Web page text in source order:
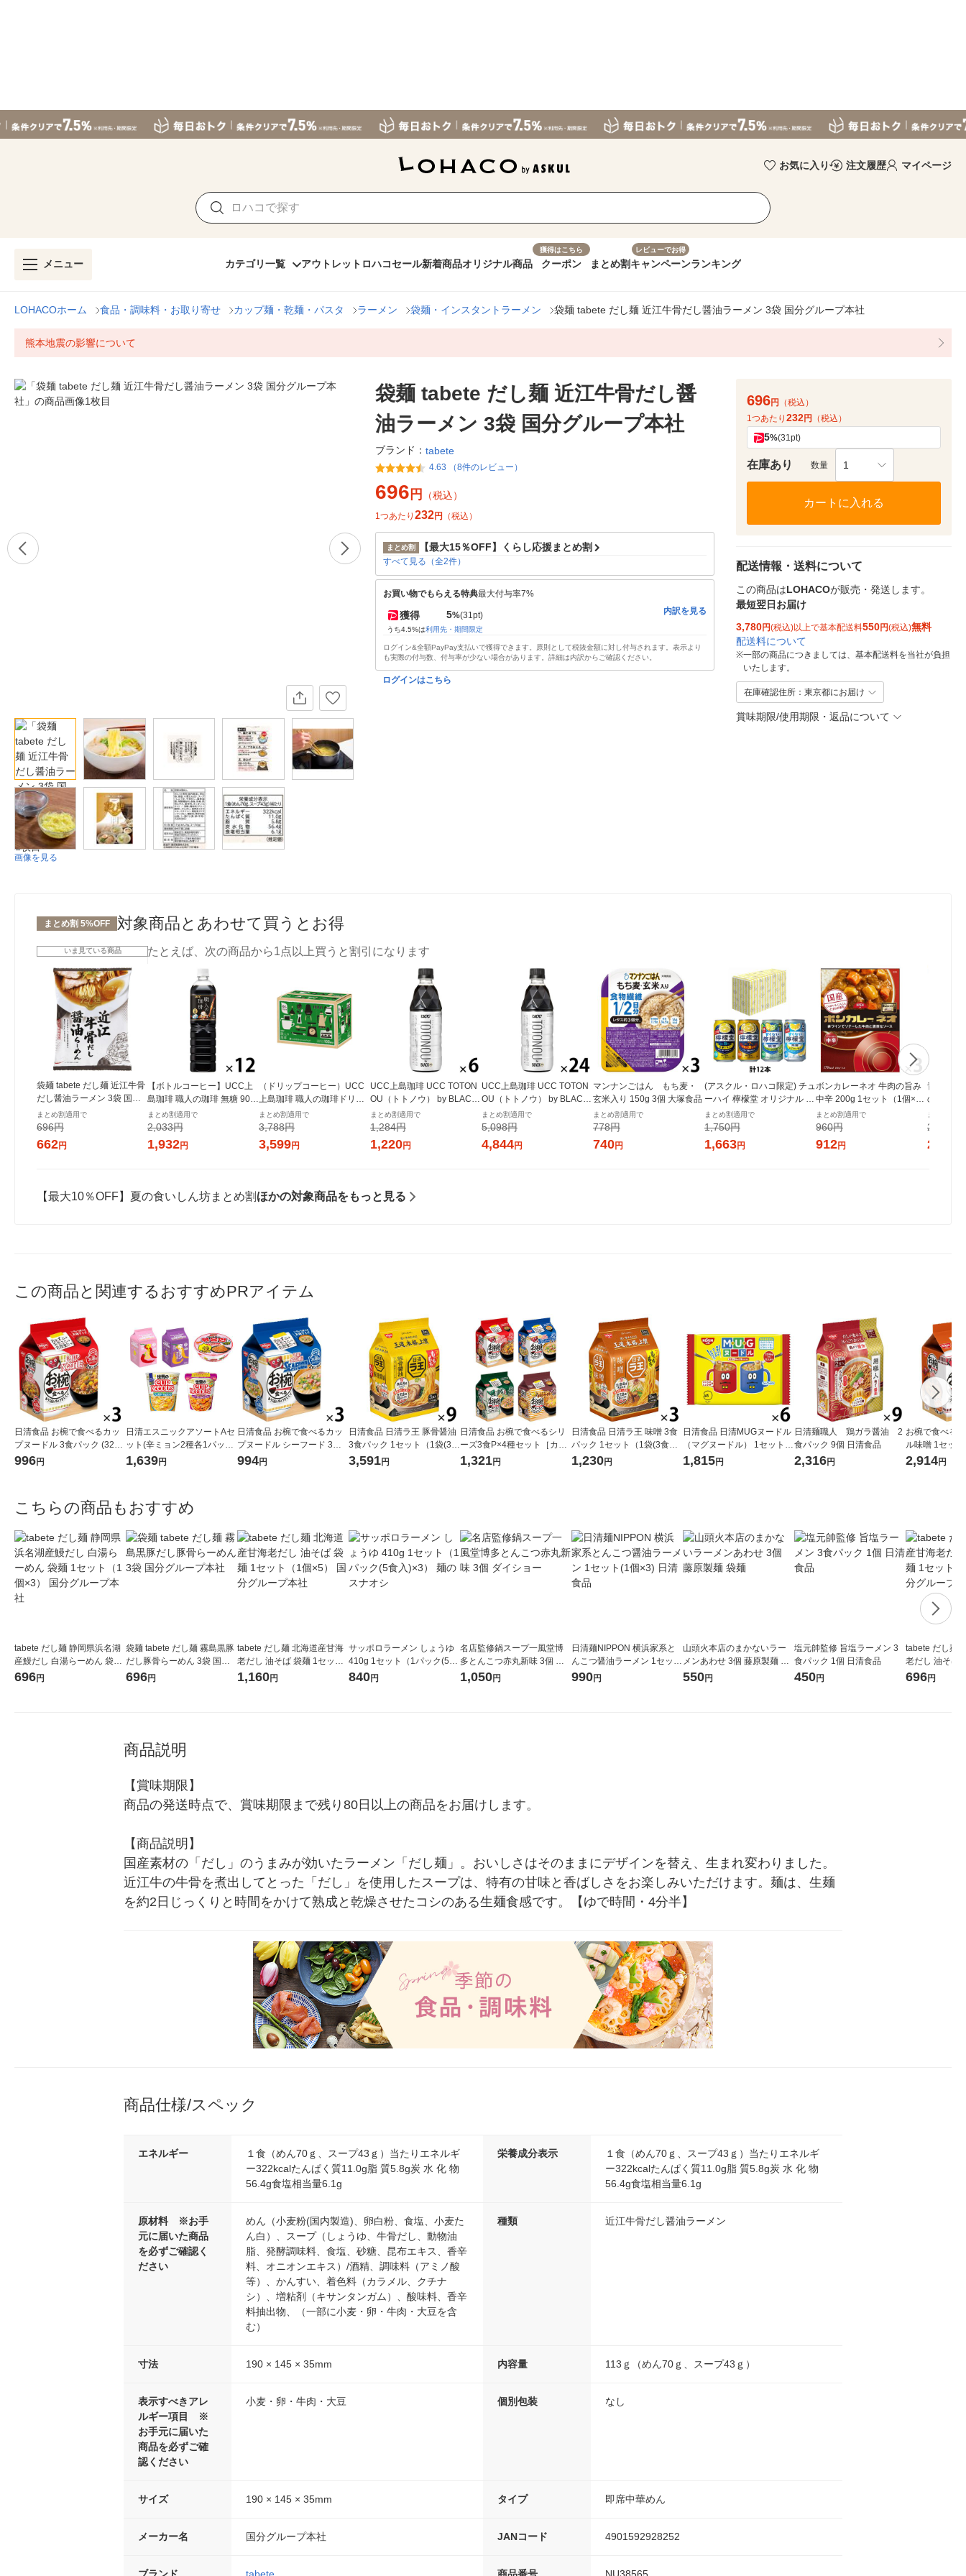
お気に入り 注文履歴 マイページ
メニュー カテゴリ一覧 アウトレット ロハコセール新着商品オリジナル商品
獲得はこちら
クーポン まとめ割
レビューでお得
キャンペーンランキング
LOHACOホーム 食品・調味料・お取り寄せ カップ麺・乾麺・パスタ ラーメン 袋麺・インスタントラーメン 袋麺 tabete だし麺 近江牛骨だし醤油ラーメン 3袋 国分グループ本社
熊本地震の影響について
画像を見る
袋麺 tabete だし麺 近江牛骨だし醤
油ラーメン 3袋 国分グループ本社
ブランド： tabete
4.63 （8件のレビュー）
696 円 （税込）
1つあたり 232円 （税込）
まとめ割 【最大15％OFF】くらし応援まとめ割
すべて見る（全2件）
お買い物でもらえる特典最大付与率7%
獲得 5%(31pt)
うち4.5%は利用先・期間限定
内訳を見る
ログイン&全額PayPay支払いで獲得できます。原則として税抜金額に対し付与されます。表示より
も実際の付与数、付与率が少ない場合があります。詳細は内訳からご確認ください。
ログインはこちら
696円
（税込）
1つあたり 232円 （税込）
5%(31pt)
在庫あり 数量 1
カートに入れる
配送情報・送料について
この商品はLOHACOが販売・発送します。
最短翌日お届け
3,780円(税込)以上で基本配送料550円(税込)無料
配送料について
※一部の商品につきましては、基本配送料を当社が負担
いたします。
在庫確認住所：東京都にお届け
賞味期限/使用期限・返品について
まとめ割 5%OFF 対象商品とあわせて買うとお得
いま見ている商品
袋麺 tabete だし麺 近江牛骨
だし醤油ラーメン 3袋 国分
グループ本社
まとめ割適用で
696円
662円
たとえば、次の商品から1点以上買うと割引になります
【ボトルコーヒー】UCC上
島珈琲 職人の珈琲 無糖 900
ml 1箱（12本入）
まとめ割適用で
2,033円
1,932円
（ドリップコーヒー）UCC
上島珈琲 職人の珈琲ドリッ
プコーヒー 深いコクのスペ
シャルブレンド 1箱（100袋
まとめ割適用で
3,788円
3,599円
UCC上島珈琲 UCC TOTON
OU（トトノウ） by BLACK
無糖 500ml 1セット（6本）
まとめ割適用で
1,284円
1,220円
UCC上島珈琲 UCC TOTON
OU（トトノウ） by BLACK
無糖 500ml 1箱（24本入）
まとめ割適用で
5,098円
4,844円
マンナンごはん もち麦・
玄米入り 150g 3個 大塚食品
まとめ割適用で
778円
740円
(アスクル・ロハコ限定) チュ
ーハイ 檸檬堂 オリジナル 4
種アソート 350ml 1箱(12本
入) 限定
まとめ割適用で
1,750円
1,663円
ボンカレーネオ 牛肉の旨み
中辛 200g 1セット（1個×
3）大塚食品 レトルトカレー
レンジ対応
まとめ割適用で
960円
912円
青の洞窟
の旨味広
人前・
ェルナ
まとめ割適
225円
214
【最大10％OFF】夏の食いしん坊まとめ割 ほかの対象商品をもっと見る
この商品と関連するおすすめPRアイテム
日清食品 お椀で食べるカッ
プヌードル 3食パック (32g×
3食) 3個 スープ インスタン
996円
日清エスニックアソートAセ
ット(辛ミョン2種各1パック
+ポックンミョンカップ1食
＋世界のカップヌードル2種
1,639円
日清食品 お椀で食べるカッ
プヌードル シーフード 3食
パック (34g×3食) 3個 スープ
994円
日清食品 日清ラ王 豚骨醤油
3食パック 1セット（1袋(3食
入)×9） インスタントラーメ
ン 袋麺
3,591円
日清食品 お椀で食べるシリ
ーズ3食P×4種セット［カッ
プヌードル・シーフードヌ
ードル・どん兵衛・チキン
1,321円
日清食品 日清ラ王 味噌 3食
パック 1セット（1袋(3食入)
×3） インスタントラーメン
袋麺
1,230円
日清食品 日清MUGヌードル
（マグヌードル） 1セット
（1袋(4食入)×6） 栄養機能
食品 インスタントラーメン
1,815円
日清麺職人 鶏ガラ醤油 2
食パック 9個 日清食品
2,316円
お椀で食べる
ル味噌 1セッ
9) 日清食品
2,914円
こちらの商品もおすすめ
tabete だし麺 静岡県浜名湖
産鰻だし 白湯らーめん 袋麺
1セット（1個×3） 国分グル
696円
袋麺 tabete だし麺 霧島黒豚
だし豚骨らーめん 3袋 国分
グループ本社
696円
tabete だし麺 北海道産甘海
老だし 油そば 袋麺 1セット
（1個×5） 国分グループ本
社
1,160円
サッポロラーメン しょうゆ
410g 1セット（1パック(5食
入)×3） 麺のスナオシ
840円
名店監修鍋スープ一風堂博
多とんこつ赤丸新味 3個 ダ
イショー
1,050円
日清麺NIPPON 横浜家系と
んこつ醤油ラーメン 1セット
(1個×3) 日清食品
990円
山頭火本店のまかないラー
メンあわせ 3個 藤原製麺 袋
麺
550円
塩元帥監修 旨塩ラーメン 3
食パック 1個 日清食品
450円
tabete だし麺
老だし 油そば
（1個×3） 国分グループ本
696円
商品説明
【賞味期限】
商品の発送時点で、賞味期限まで残り80日以上の商品をお届けします。
【商品説明】
国産素材の「だし」のうまみが効いたラーメン「だし麺」。おいしさはそのままにデザインを替え、生まれ変わりました。
近江牛の牛骨を煮出してとった「だし」を使用したスープは、特有の甘味と香ばしさをお楽しみいただけます。麺は、生麺
を約2日じっくりと時間をかけて熟成と乾燥させたコシのある生麺食感です。【ゆで時間・4分半】
商品仕様/スペック
エネルギー
１食（めん70ｇ、スープ43ｇ）当たりエネルギ
ー322kcalたんぱく質11.0g脂 質5.8g炭 水 化 物
56.4g食塩相当量6.1g
栄養成分表示
１食（めん70ｇ、スープ43ｇ）当たりエネルギ
ー322kcalたんぱく質11.0g脂 質5.8g炭 水 化 物
56.4g食塩相当量6.1g
原材料 ※お手
元に届いた商品
を必ずご確認く
ださい
めん（小麦粉(国内製造)、卵白粉、食塩、小麦た
ん白）、スープ（しょうゆ、牛骨だし、動物油
脂、発酵調味料、食塩、砂糖、昆布エキス、香辛
料、オニオンエキス）/酒精、調味料（アミノ酸
等）、かんすい、着色料（カラメル、クチナ
シ）、増粘剤（キサンタンガム）、酸味料、香辛
料抽出物、（一部に小麦・卵・牛肉・大豆を含
む）
種類 近江牛骨だし醤油ラーメン
寸法 190 × 145 × 35mm 内容量 113ｇ（めん70ｇ、スープ43ｇ）
表示すべきアレ
ルギー項目 ※
お手元に届いた
商品を必ずご確
認ください
小麦・卵・牛肉・大豆 個別包装 なし
サイズ 190 × 145 × 35mm タイプ 即席中華めん
メーカー名 国分グループ本社 JANコード 4901592928252